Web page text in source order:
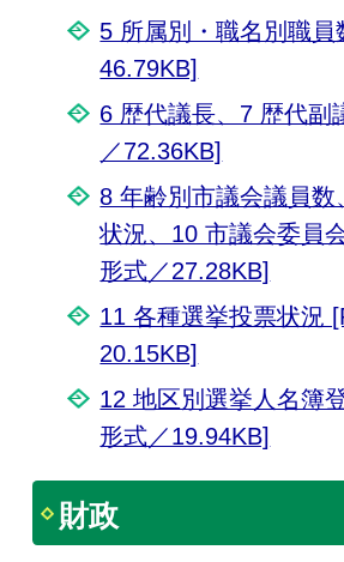
5 所属別・職名別職員
46.79KB]
6 歴代議長、7 歴代副
／72.36KB]
8 年齢別市議会議員数
状況、10 市議会委員
形式／27.28KB]
11 各種選挙投票状況
20.15KB]
12 地区別選挙人名簿
形式／19.94KB]
財政